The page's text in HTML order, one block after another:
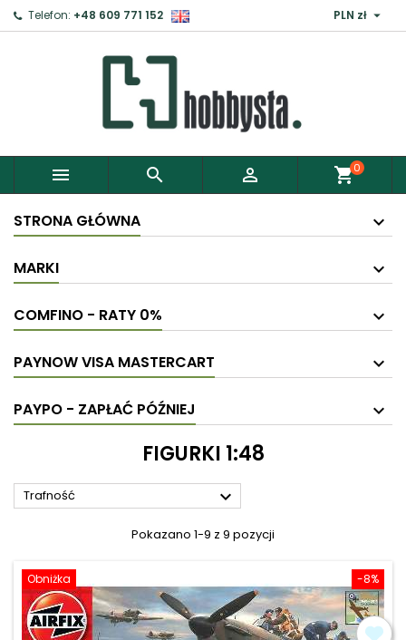
Telefon: +48 609 771 152 PLN zł 
   shopping_cart0
STRONA GŁÓWNA
MARKI
COMFINO - RATY 0%
PAYNOW VISA MASTERCART
PAYPO - ZAPŁAĆ PÓŹNIEJ
FIGURKI 1:48
Trafność 
Pokazano 1-9 z 9 pozycji
-8%
Obniżka
Zaloguj ×
Aby zapisać produkty do Schowka, musisz się
Anuluj Zaloguj